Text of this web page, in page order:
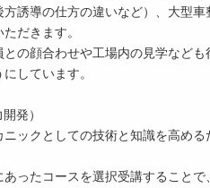
方誘導の仕方の違いなど）、大型
だきます。
との顔合わせや工場内の見学など
しています。
発）
ニックとしての技術と知識を高め
あったコースを選択受講すること